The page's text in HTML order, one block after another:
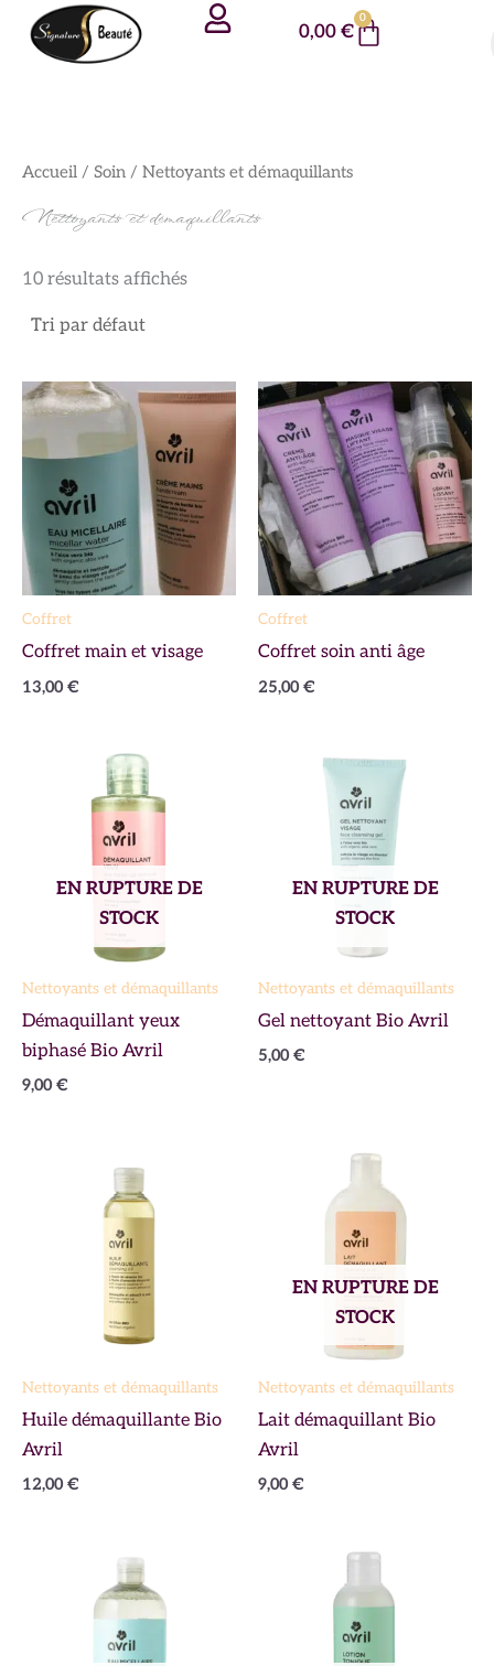
Aller
0,00€
0
Panier
Accueil / Soin / Nettoyants et démaquillants
Nettoyants et démaquillants
10 résultats affichés
Coffret
Coffret main et visage
13,00 €
Coffret
Coffret soin anti âge
25,00 €
EN RUPTURE DE
STOCK
Nettoyants et démaquillants
Démaquillant yeux
biphasé Bio Avril
9,00 €
EN RUPTURE DE
STOCK
Nettoyants et démaquillants
Gel nettoyant Bio Avril
5,00 €
Nettoyants et démaquillants
Huile démaquillante Bio
Avril
12,00 €
EN RUPTURE DE
STOCK
Nettoyants et démaquillants
Lait démaquillant Bio
Avril
9,00 €
Panneau de gestion des cookies